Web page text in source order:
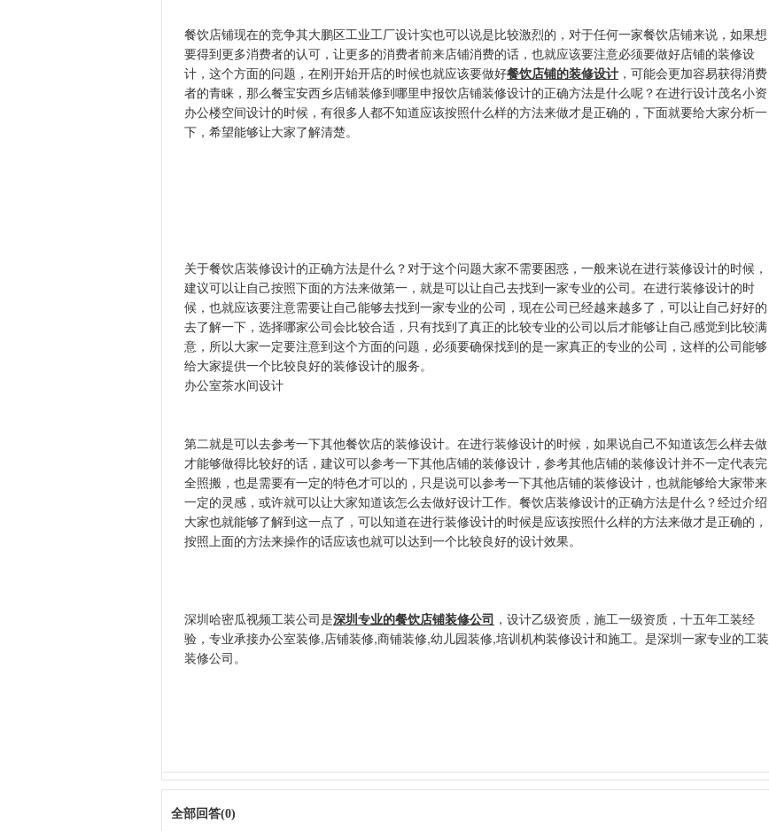
餐饮店铺现在的竞争其大鹏区工业工厂设计实也可以说是比较激烈的，对于任何一家餐饮店铺来说，如果想
要得到更多消费者的认可，让更多的消费者前来店铺消费的话，也就应该要注意必须要做好店铺的装修设
计，这个方面的问题，在刚开始开店的时候也就应该要做好餐饮店铺的装修设计 ，可能会更加容易获得消费
者的青睐，那么餐宝安西乡店铺装修到哪里申报饮店铺装修设计的正确方法是什么呢？在进行设计茂名小资
办公楼空间设计的时候，有很多人都不知道应该按照什么样的方法来做才是正确的，下面就要给大家分析一
下，希望能够让大家了解清楚。
关于餐饮店装修设计的正确方法是什么？对于这个问题大家不需要困惑，一般来说在进行装修设计的时候，
建议可以让自己按照下面的方法来做第一，就是可以让自己去找到一家专业的公司。在进行装修设计的时
候，也就应该要注意需要让自己能够去找到一家专业的公司，现在公司已经越来越多了，可以让自己好好的
去了解一下，选择哪家公司会比较合适，只有找到了真正的比较专业的公司以后才能够让自己感觉到比较满
意，所以大家一定要注意到这个方面的问题，必须要确保找到的是一家真正的专业的公司，这样的公司能够
给大家提供一个比较良好的装修设计的服务。
第二就是可以去参考一下其他餐饮店的装修设计。在进行装修设计的时候，如果说自己不知道该怎么样去做
才能够做得比较好的话，建议可以参考一下其他店铺的装修设计，参考其他店铺的装修设计并不一定代表完
全照搬，也是需要有一定的特色才可以的，只是说可以参考一下其他店铺的装修设计，也就能够给大家带来
一定的灵感，或许就可以让大家知道该怎么去做好设计工作。餐饮店装修设计的正确方法是什么？经过介绍
大家也就能够了解到这一点了，可以知道在进行装修设计的时候是应该按照什么样的方法来做才是正确的，
按照上面的方法来操作的话应该也就可以达到一个比较良好的设计效果。
深圳哈密瓜视频工装公司是深圳专业的餐饮店铺装修公司 ，设计乙级资质，施工一级资质，十五年工装经
验，专业承接办公室装修,店铺装修,商铺装修,幼儿园装修,培训机构装修设计和施工。是深圳一家专业的工装
装修公司。
全部回答(0)